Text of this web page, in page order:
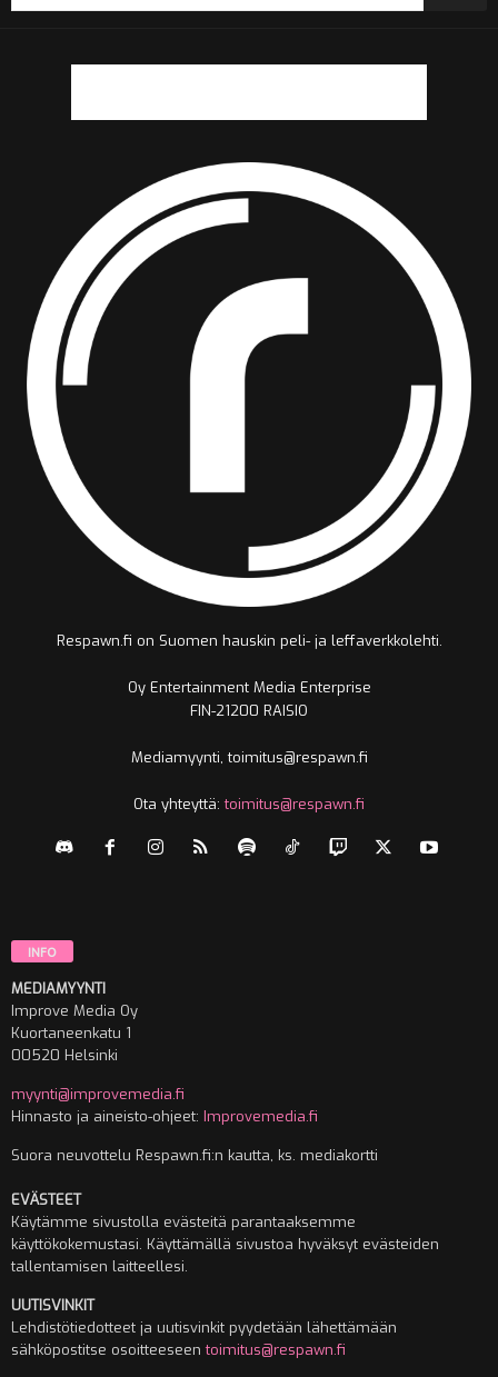
Respawn.fi on Suomen hauskin peli- ja leffaverkkolehti.
Oy Entertainment Media Enterprise
FIN-21200 RAISIO
Mediamyynti, toimitus@respawn.fi
Ota yhteyttä:toimitus@respawn.fi
INFO
MEDIAMYYNTI
Improve Media Oy
Kuortaneenkatu 1
00520 Helsinki
myynti@improvemedia.fi
Hinnasto ja aineisto-ohjeet: Improvemedia.fi
Suora neuvottelu Respawn.fi:n kautta, ks. mediakortti
EVÄSTEET
Käytämme sivustolla evästeitä parantaaksemme
käyttökokemustasi. Käyttämällä sivustoa hyväksyt evästeiden
tallentamisen laitteellesi.
UUTISVINKIT
Lehdistötiedotteet ja uutisvinkit pyydetään lähettämään
sähköpostitse osoitteeseentoimitus@respawn.fi